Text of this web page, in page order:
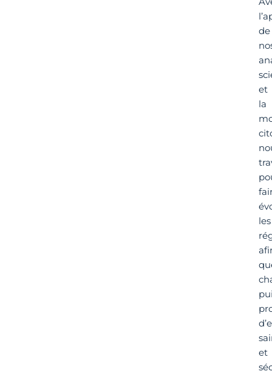
de
et
la
les
et